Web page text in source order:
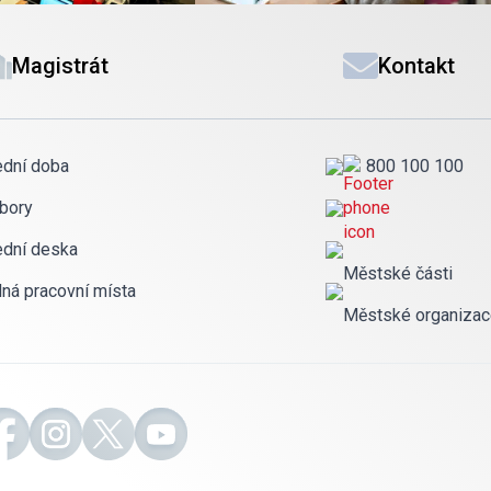
Magistrát
doba
deska
pracovní místa
Kontakt
800 100 100
Městské části
Městské